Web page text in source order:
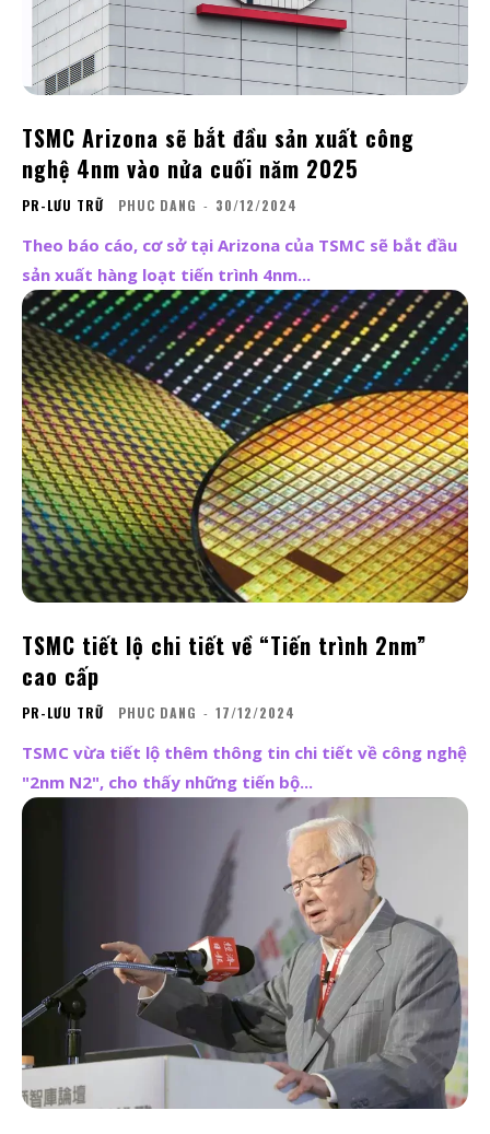
TSMC Arizona sẽ bắt đầu sản xuất công
nghệ 4nm vào nửa cuối năm 2025
PR-LƯU TRỮ PHUC DANG - 30/12/2024
Theo báo cáo, cơ sở tại Arizona của TSMC sẽ bắt đầu
sản xuất hàng loạt tiến trình 4nm...
TSMC tiết lộ chi tiết về “Tiến trình 2nm”
cao cấp
PR-LƯU TRỮ PHUC DANG - 17/12/2024
TSMC vừa tiết lộ thêm thông tin chi tiết về công nghệ
"2nm N2", cho thấy những tiến bộ...